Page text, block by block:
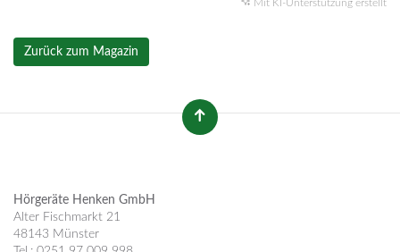
Mit KI-Unterstützung erstellt
Zurück zum Magazin
Hörgeräte Henken GmbH
Alter Fischmarkt 21
48143 Münster